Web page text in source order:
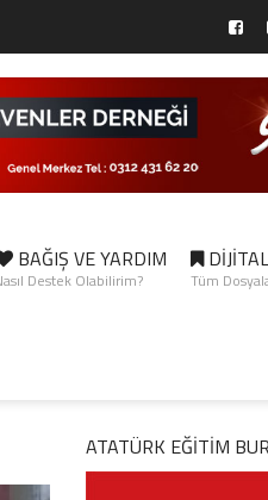
BAĞIŞ VE YARDIM
Destek Olabilirim? Tüm
ATATÜRK EĞITIM